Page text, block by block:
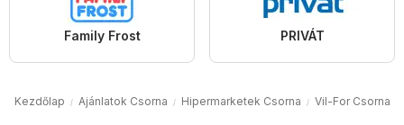
Family Frost PRIVÁT
Kezdőlap Ajánlatok Csorna Hipermarketek Csorna Vil-For Csorna